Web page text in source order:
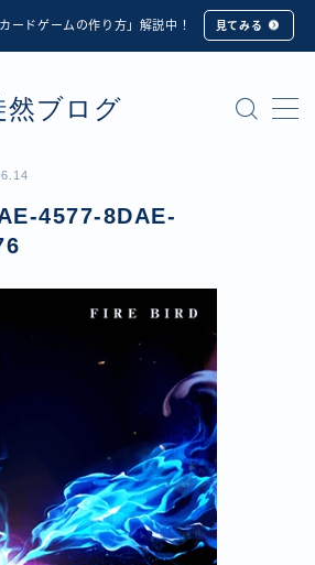
ードゲームの作り方」解説中！ 見てみる
然ブログ
ドゲーム】オンライン対戦機能
ズ】EXECUTION CALL ―執行者
ト詳細
ズ】お正月イベント詳細
ズ】サマーリフレイン -夏の残響-
ズ】システムアップデート内容詳
ズ】スプリング・ロア -春嵐の咆
ズ】バレンタインイベント詳細
ズ】ブライダル・セレクションズ
4577-8DAE-